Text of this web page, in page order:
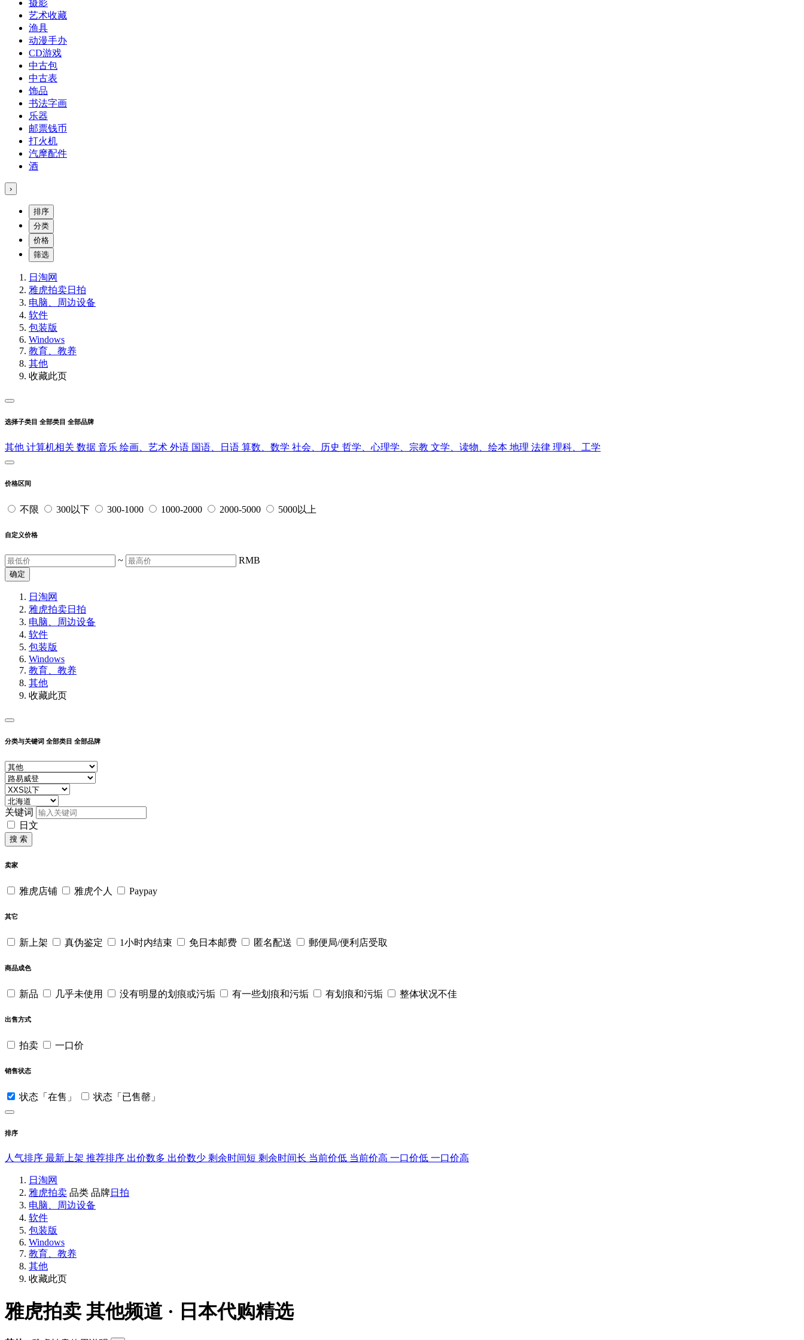
摄影
艺术收藏
渔具
动漫手办
CD游戏
中古包
中古表
饰品
书法字画
乐器
邮票钱币
打火机
汽摩配件
酒
›
排序
分类
价格
筛选
日淘网
雅虎拍卖日拍
电脑、周边设备
软件
包装版
Windows
教育、教养
其他
收藏此页
选择子类目 全部类目 全部品牌
其他 计算机相关 数据 音乐 绘画、艺术 外语 国语、日语 算数、数学 社会、历史 哲学、心理学、宗教 文学、读物、绘本 地理 法律 理科、工学
价格区间
不限 300以下 300-1000 1000-2000 2000-5000 5000以上
自定义价格
~ RMB
确定
日淘网
雅虎拍卖日拍
电脑、周边设备
软件
包装版
Windows
教育、教养
其他
收藏此页
分类与关键词 全部类目 全部品牌
关键词
日文
搜 索
卖家
雅虎店铺 雅虎个人 Paypay
其它
新上架 真伪鉴定 1小时内结束 免日本邮费 匿名配送 郵便局/便利店受取
商品成色
新品 几乎未使用 没有明显的划痕或污垢 有一些划痕和污垢 有划痕和污垢 整体状况不佳
出售方式
拍卖 一口价
销售状态
状态「在售」 状态「已售罄」
排序
人气排序 最新上架 推荐排序 出价数多 出价数少 剩余时间短 剩余时间长 当前价低 当前价高 一口价低 一口价高
日淘网
雅虎拍卖 品类 品牌日拍
电脑、周边设备
软件
包装版
Windows
教育、教养
其他
收藏此页
雅虎拍卖 其他频道 · 日本代购精选